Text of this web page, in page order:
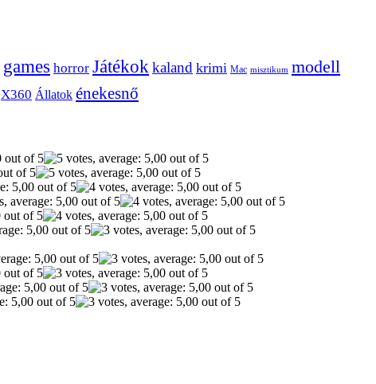
games horror Játékok kaland krimi Mac misztikum modell
X360 Állatok énekesnő